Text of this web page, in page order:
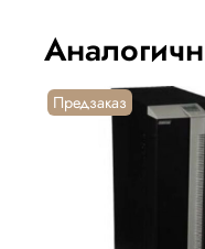
Предзаказ